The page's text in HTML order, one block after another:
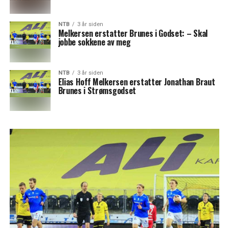
NTB 3 år siden
Melkersen erstatter Brunes i Godset: – Skal
jobbe sokkene av meg
NTB 3 år siden
Elias Hoff Melkersen erstatter Jonathan Braut
Brunes i Strømsgodset